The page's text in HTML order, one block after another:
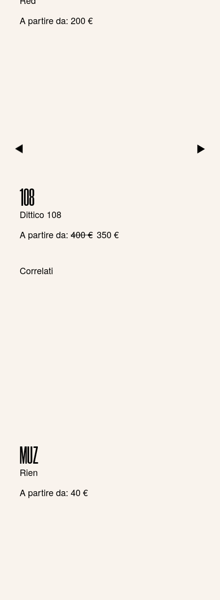
▶ ▶
A partire da: 200€
108
Dittico 108
A partire da: 400€ Il
350€
Correlati
MUZ
Rien
A partire da: 40€